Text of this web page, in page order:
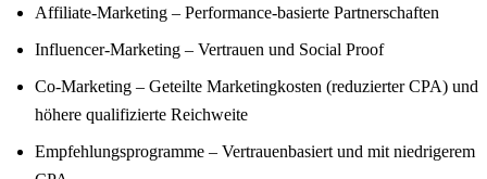
Affiliate-Marketing – Performance-basierte Partnerschaften
Influencer-Marketing – Vertrauen und Social Proof
Co-Marketing – Geteilte Marketingkosten (reduzierter CPA) und
höhere qualifizierte Reichweite
Empfehlungsprogramme – Vertrauenbasiert und mit niedrigerem